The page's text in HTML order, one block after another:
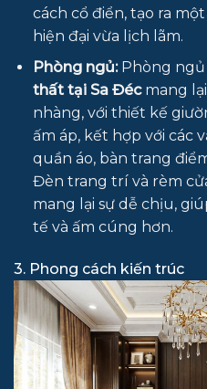
cách cổ điển, tạo ra
hiện đại vừa lịch lãm.
Phòng ngủ:Phòng ngủ
thất tại Sa Đécmang
nhàng, với thiết kế
ấm áp, kết hợp với các
quần áo, bàn trang
Đèn trang trí và rèm
mang lại sự dễ chịu,
tế và ấm cúng hơn.
3. Phong cách kiến trúc